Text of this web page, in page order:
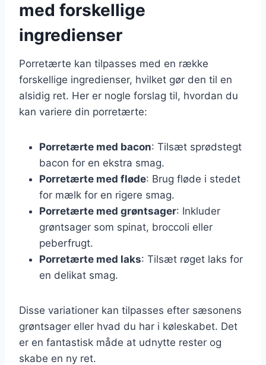
med forskellige
ingredienser
Porretærte kan tilpasses med en række
forskellige ingredienser, hvilket gør den til en
alsidig ret. Her er nogle forslag til, hvordan du
kan variere din porretærte:
Porretærte med bacon: Tilsæt sprødstegt
bacon for en ekstra smag.
Porretærte med fløde: Brug fløde i stedet
for mælk for en rigere smag.
Porretærte med grøntsager: Inkluder
grøntsager som spinat, broccoli eller
peberfrugt.
Porretærte med laks: Tilsæt røget laks for
en delikat smag.
Disse variationer kan tilpasses efter sæsonens
grøntsager eller hvad du har i køleskabet. Det
er en fantastisk måde at udnytte rester og
skabe en ny ret.